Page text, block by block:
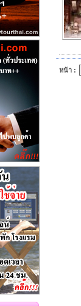
หน้า :